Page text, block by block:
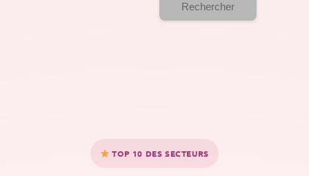
Rechercher
TOP 10 DES SECTEURS